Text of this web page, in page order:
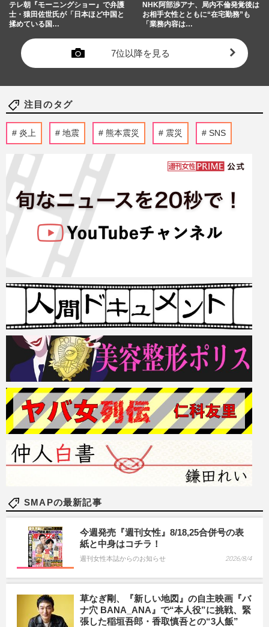
テレ朝『モーニングショー』で弁護
士・猿田佐世氏が「日本ほど中国と
揉めている国…
NHK阿部渉アナ、局内不倫発覚後は
お相手女性とともに“在宅勤務”も
「業務内容は…
7位以降を見る
注目のタグ
炎上 地震 熊本震災 震災 SNS
SMAPの最新記事
今週発売『週刊女性』8/18,25合併号の表
紙と中身はコチラ！
週刊女性本誌からのお知らせ 2026/8/4
草なぎ剛、『新しい地図』の自主映画『バ
ナ穴 BANA_ANA』で“本人役”に挑戦、緊
張した稲垣吾郎・香取慎吾との“3人飯”